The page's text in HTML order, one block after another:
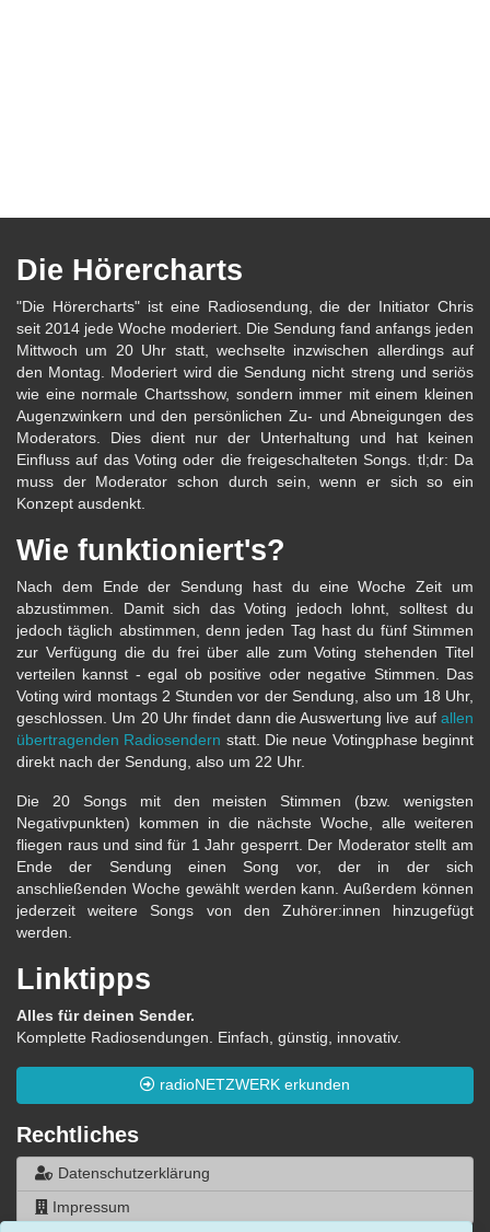
Die Hörercharts
"Die Hörercharts" ist eine Radiosendung, die der Initiator Chris
seit 2014 jede Woche moderiert. Die Sendung fand anfangs jeden
Mittwoch um 20 Uhr statt, wechselte inzwischen allerdings auf
den Montag. Moderiert wird die Sendung nicht streng und seriös
wie eine normale Chartsshow, sondern immer mit einem kleinen
Augenzwinkern und den persönlichen Zu- und Abneigungen des
Moderators. Dies dient nur der Unterhaltung und hat keinen
Einfluss auf das Voting oder die freigeschalteten Songs. tl;dr: Da
muss der Moderator schon durch sein, wenn er sich so ein
Konzept ausdenkt.
Wie funktioniert's?
Nach dem Ende der Sendung hast du eine Woche Zeit um
abzustimmen. Damit sich das Voting jedoch lohnt, solltest du
jedoch täglich abstimmen, denn jeden Tag hast du fünf Stimmen
zur Verfügung die du frei über alle zum Voting stehenden Titel
verteilen kannst - egal ob positive oder negative Stimmen. Das
Voting wird montags 2 Stunden vor der Sendung, also um 18 Uhr,
geschlossen. Um 20 Uhr findet dann die Auswertung live auf allen
übertragenden Radiosendern statt. Die neue Votingphase beginnt
direkt nach der Sendung, also um 22 Uhr.
Die 20 Songs mit den meisten Stimmen (bzw. wenigsten
Negativpunkten) kommen in die nächste Woche, alle weiteren
fliegen raus und sind für 1 Jahr gesperrt. Der Moderator stellt am
Ende der Sendung einen Song vor, der in der sich
anschließenden Woche gewählt werden kann. Außerdem können
jederzeit weitere Songs von den Zuhörer:innen hinzugefügt
werden.
Linktipps
Alles für deinen Sender.
Komplette Radiosendungen. Einfach, günstig, innovativ.
radioNETZWERK erkunden
Rechtliches
Datenschutzerklärung
Impressum